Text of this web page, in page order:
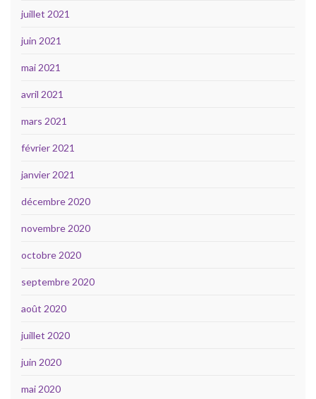
juillet 2021
juin 2021
mai 2021
avril 2021
mars 2021
février 2021
janvier 2021
décembre 2020
novembre 2020
octobre 2020
septembre 2020
août 2020
juillet 2020
juin 2020
mai 2020